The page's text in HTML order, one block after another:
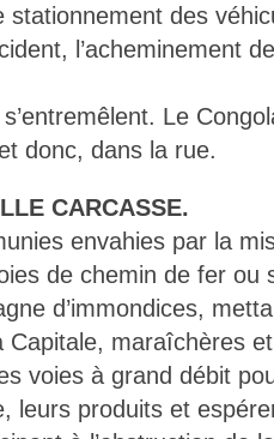
stationnement des
l’acheminement
Le
donc, dans la rue.
CARCASSE.
envahies par la
de chemin de fer ou
d’immondices,
Capitale, maraîchères
voies à grand débit
leurs produits et